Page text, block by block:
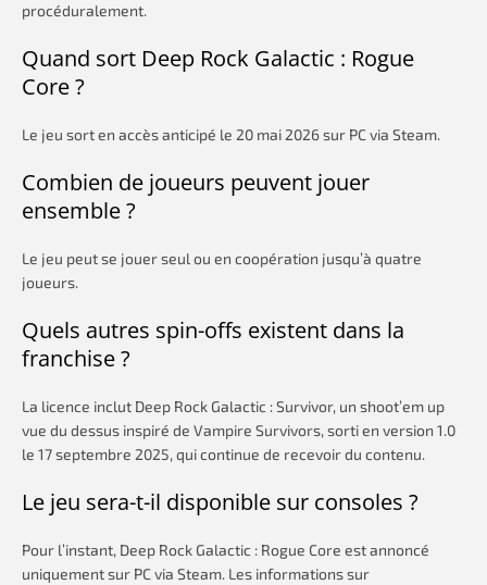
procéduralement.
Quand sort Deep Rock Galactic : Rogue
Core ?
Le jeu sort en accès anticipé le 20 mai 2026 sur PC via Steam.
Combien de joueurs peuvent jouer
ensemble ?
Le jeu peut se jouer seul ou en coopération jusqu’à quatre
joueurs.
Quels autres spin-offs existent dans la
franchise ?
La licence inclut Deep Rock Galactic : Survivor, un shoot’em up
vue du dessus inspiré de Vampire Survivors, sorti en version 1.0
le 17 septembre 2025, qui continue de recevoir du contenu.
Le jeu sera-t-il disponible sur consoles ?
Pour l’instant, Deep Rock Galactic : Rogue Core est annoncé
uniquement sur PC via Steam. Les informations sur